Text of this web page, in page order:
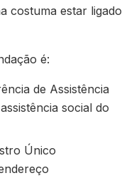
costuma estar ligado
é:
de Assistência
social do
Único